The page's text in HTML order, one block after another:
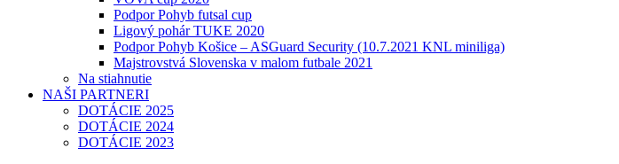
Podpor Pohyb futsal cup
Ligový pohár TUKE 2020
Podpor Pohyb Košice – ASGuard Security (10.7.2021 KNL miniliga)
Majstrovstvá Slovenska v malom futbale 2021
Na stiahnutie
NAŠI PARTNERI
DOTÁCIE 2025
DOTÁCIE 2024
DOTÁCIE 2023